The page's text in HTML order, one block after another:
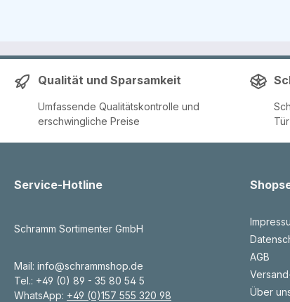
Qualität und Sparsamkeit
Umfassende Qualitätskontrolle und
erschwingliche Preise
Service-Hotline
Schramm Sortimenter GmbH
Mail: info@schrammshop.de
Tel.: +49 (0) 89 - 35 80 54 5
WhatsApp: +49 (0)157 555 320 98
AGB
Über